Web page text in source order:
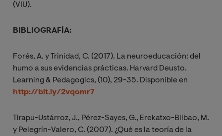
(VIU).
BIBLIOGRAFÍA:
Forés, A. y Trinidad, C. (2017). La neuroeducación: del
humo a sus evidencias prácticas. Harvard Deusto.
Learning & Pedagogics, (10), 29-35. Disponible en
http://bit.ly/2vqomr7
Tirapu-Ustárroz, J., Pérez-Sayes, G., Erekatxo-Bilbao, M.
y Pelegrín-Valero, C. (2007). ¿Qué es la teoría de la